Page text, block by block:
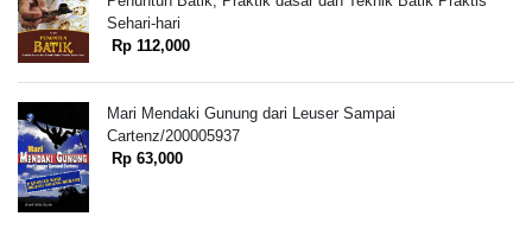
Sehari-hari
Rp 112,000
Mari Mendaki Gunung dari Leuser Sampai
Cartenz/200005937
Rp 63,000